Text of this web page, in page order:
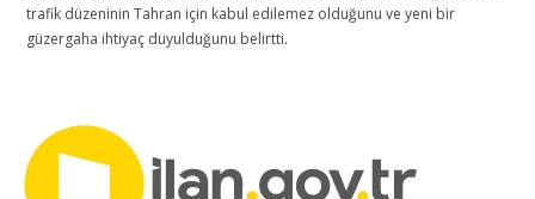
trafik düzeninin Tahran için kabul edilemez olduğunu ve yeni bir
güzergaha ihtiyaç duyulduğunu belirtti.